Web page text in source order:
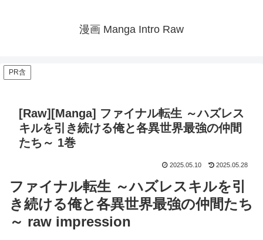
漫画 Manga Intro Raw
PR含
[Raw][Manga] ファイナル転生 ～ハズレス
キルを引き続ける俺と各異世界最強の仲間
たち～ 1巻
2025.05.10 2025.05.28
ファイナル転生 ～ハズレスキルを引
き続ける俺と各異世界最強の仲間たち
～ raw impression